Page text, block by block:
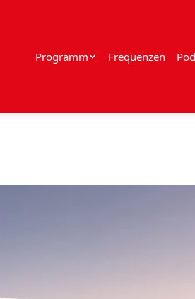
Programm Frequenzen